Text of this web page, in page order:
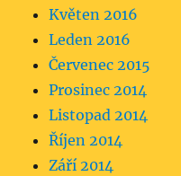
Květen 2016
Leden 2016
Červenec 2015
Prosinec 2014
Listopad 2014
Říjen 2014
Září 2014